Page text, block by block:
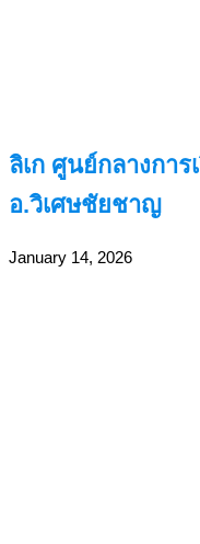
ลิเก ศูนย์กลางกา
อ.วิเศษชัยชาญ
January 14, 2026